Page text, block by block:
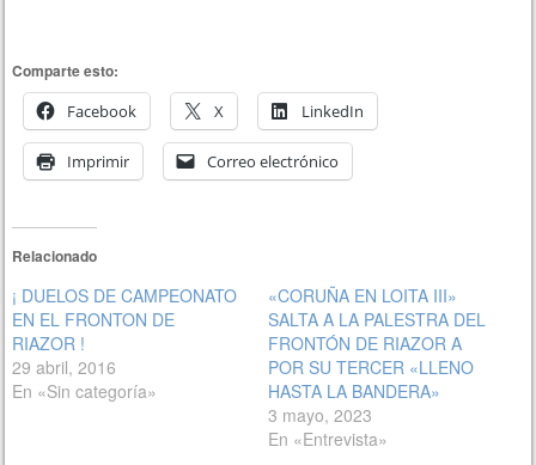
Comparte esto:
Facebook
X LinkedIn
Imprimir Correo electrónico
Relacionado
¡ DUELOS DE CAMPEONATO
EN EL FRONTON DE
RIAZOR !
29 abril, 2016
En «Sin categoría»
«CORUÑA EN LOITA III»
SALTA A LA PALESTRA DEL
FRONTÓN DE RIAZOR A
POR SU TERCER «LLENO
HASTA LA BANDERA»
3 mayo, 2023
En «Entrevista»